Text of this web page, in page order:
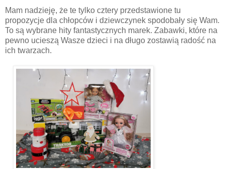
Mam nadzieję, że te tylko cztery przedstawione tu
propozycje dla chłopców i dziewczynek spodobały się Wam.
To są wybrane hity fantastycznych marek. Zabawki, które na
pewno ucieszą Wasze dzieci i na długo zostawią radość na
ich twarzach.